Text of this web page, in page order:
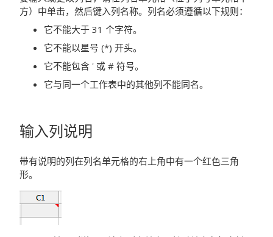
方）中单击，然后键入列名称。列名必须遵循以下规则：
它不能大于 31 个字符。
它不能以星号 (*) 开头。
它不能包含 ' 或 # 符号。
它与同一个工作表中的其他列不能同名。
输入列说明
带有说明的列在列名单元格的右上角中有一个红色三角
形。